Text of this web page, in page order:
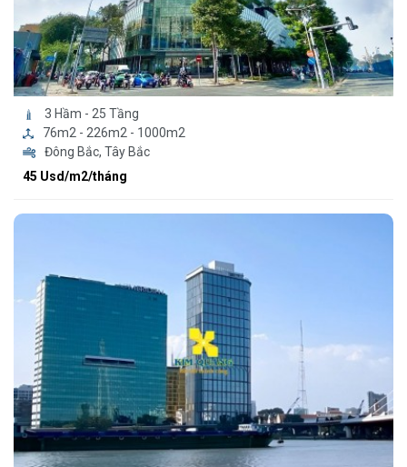
3 Hầm - 25 Tầng
76m2 - 226m2 - 1000m2
Đông Bắc, Tây Bắc
45 Usd/m2/tháng